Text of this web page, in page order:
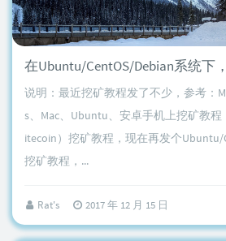
说明：最近挖矿教程发了不少，参考：
s、Mac、Ubuntu、安卓手机上挖矿教程
itecoin）挖矿教程，现在再发个Ubuntu/
挖矿教程，...
Rat's 2017 年 12 月 15 日